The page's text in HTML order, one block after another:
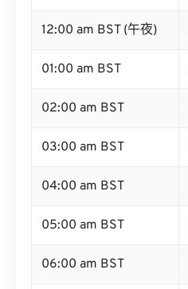
12:00 am BST (午夜)
01:00 am BST
02:00 am BST
03:00 am BST
04:00 am BST
05:00 am BST
06:00 am BST